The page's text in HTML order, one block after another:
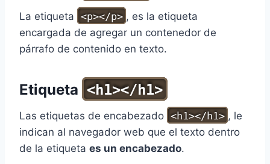
La etiqueta <p></p> , es la etiqueta
encargada de agregar un contenedor de
párrafo de contenido en texto.
Etiqueta <h1></h1>
Las etiquetas de encabezado <h1></h1> , le
indican al navegador web que el texto dentro
de la etiqueta es un encabezado.